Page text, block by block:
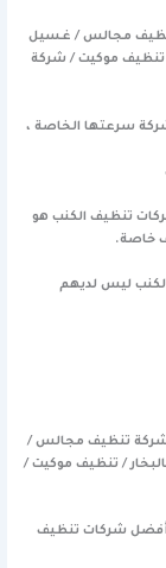
مجالس / غسيل
موكيت / شركة
سرعتها الخاصة ،
تنظيف الكنب هو
خاصة.
ليس لديهم
شركة تنظيف مجالس /
/ تنظيف موكيت /
أفضل شركات تنظيف